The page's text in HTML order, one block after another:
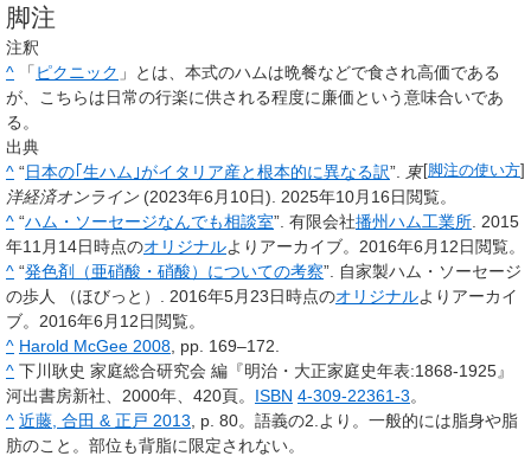
脚注
注釈
^
「 ピクニック 」とは、本式のハムは晩餐などで食され高価である
が、こちらは日常の行楽に供される程度に廉価という意味合いであ
る。
出典
[脚注の使い方]
^ “日本の｢生ハム｣がイタリア産と根本的に異なる訳”.
東
洋経済オンライン (2023年6月10日). 2025年10月16日閲覧。
^ “ハム・ソーセージなんでも相談室”. 有限会社播州ハム工業所 . 2015
年11月14日時点のオリジナルよりアーカイブ。2016年6月12日閲覧。
^ “発色剤（亜硝酸・硝酸）についての考察”. 自家製ハム・ソーセージ
の歩人 （ほびっと ） . 2016年5月23日時点のオリジナルよりアーカイ
ブ。2016年6月12日閲覧。
^ Harold McGee 2008 , pp. 169–172.
^ 下川耿史 家庭総合研究会 編『明治・大正家庭史年表:1868-1925』
河出書房新社、2000年、420頁。 ISBN 4-309-22361-3。
^ 近藤, 合田 & 正戸 2013 , p. 80。語義の2.より。一般的には脂身や脂
肪のこと。部位も背脂に限定されない。